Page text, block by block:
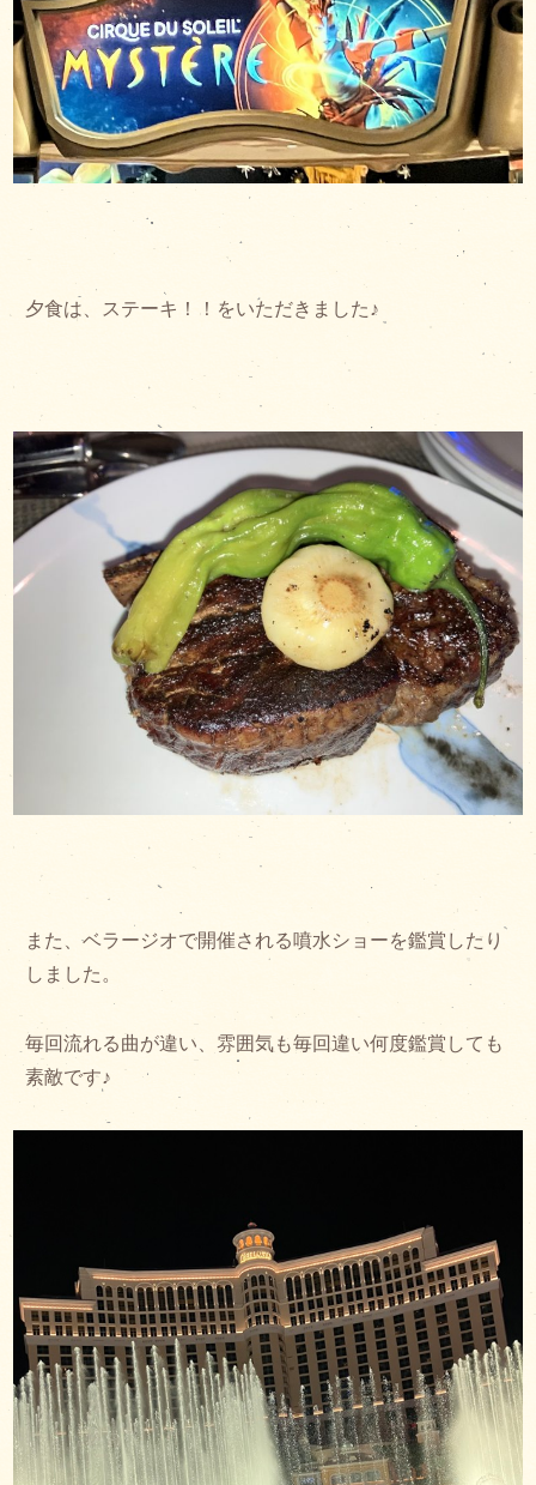
夕食は、ステーキ！！をいただきました♪
また、ベラージオで開催される噴水ショーを鑑賞したり
しました。
毎回流れる曲が違い、雰囲気も毎回違い何度鑑賞しても
素敵です♪